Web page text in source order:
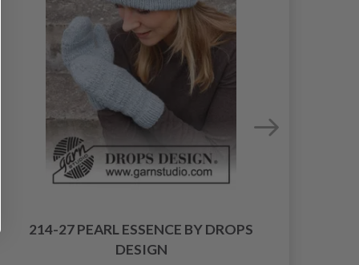
214-27 PEARL ESSENCE BY DROPS
DESIGN